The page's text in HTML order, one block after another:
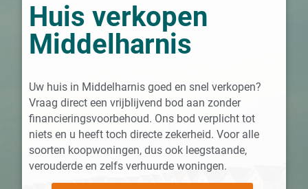
Huis verkopen
Middelharnis
Uw huis in Middelharnis goed en snel verkopen?
Vraag direct een vrijblijvend bod aan zonder
financieringsvoorbehoud. Ons bod verplicht tot
niets en u heeft toch directe zekerheid. Voor alle
soorten koopwoningen, dus ook leegstaande,
verouderde en zelfs verhuurde woningen.